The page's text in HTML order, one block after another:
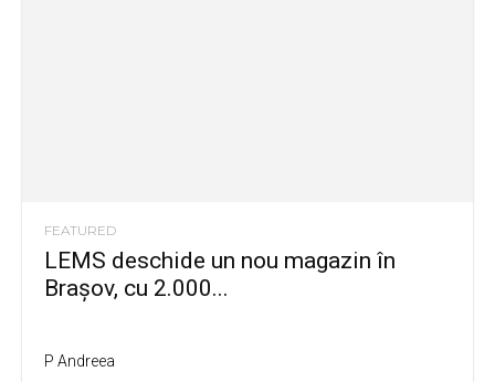
FEATURED
LEMS deschide un nou magazin în
Brașov, cu 2.000...
P Andreea